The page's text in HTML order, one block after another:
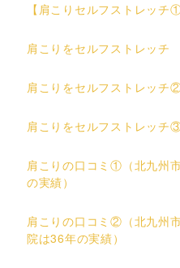
【肩こりセルフストレッチ①
肩こりをセルフストレッチ
肩こりをセルフストレッチ
肩こりをセルフストレッチ
肩こりの口コミ①（北九州
の実績）
肩こりの口コミ②（北九州
院は36年の実績）